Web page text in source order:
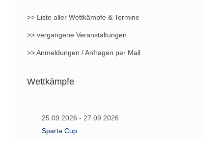
>> Liste aller Wettkämpfe & Termine
>> vergangene Veranstaltungen
>> Anmeldungen / Anfragen per Mail
Wettkämpfe
25.09.2026 - 27.09.2026
Sparta Cup